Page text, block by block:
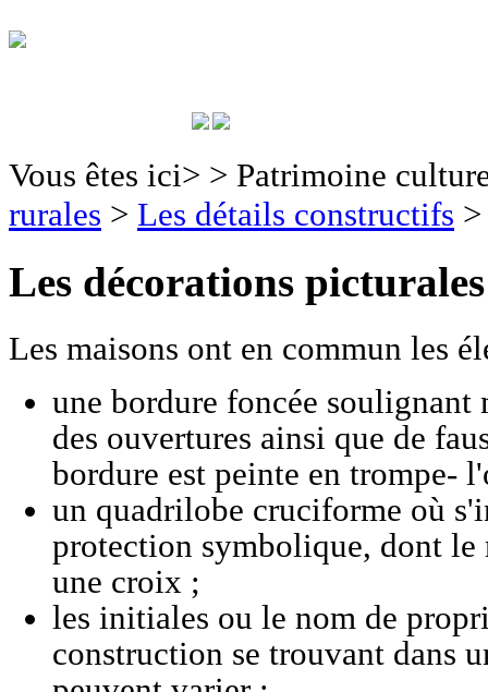
Vous êtes ici> > Patrimoine
rurales > Les détails constructifs
Les décorations picturales
Les maisons ont en commun les
une bordure foncée
des ouvertures ainsi que de
bordure est peinte en trompe-
un quadrilobe cruciforme où
protection symbolique, dont
une croix ;
les initiales ou le nom de
construction se trouvant dans